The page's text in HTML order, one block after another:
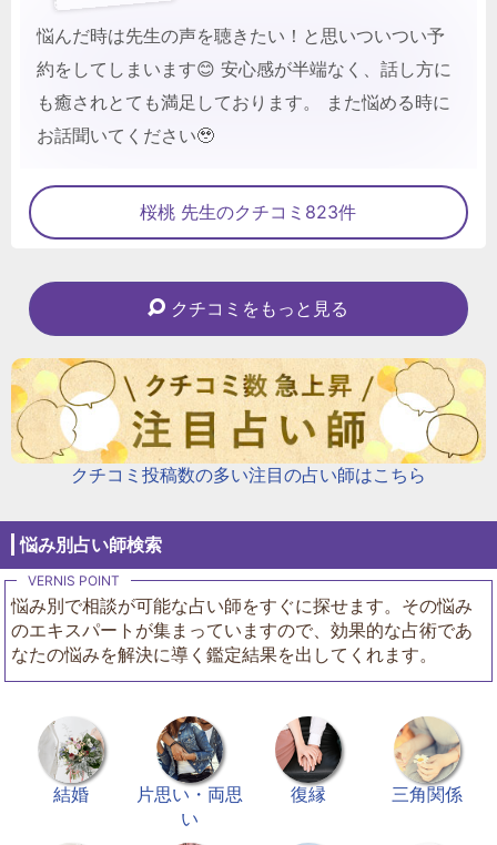
悩んだ時は先生の声を聴きたい！と思いついつい予
約をしてしまいます😊 安心感が半端なく、話し方に
も癒されとても満足しております。 また悩める時に
お話聞いてください🥹
桜桃 先生のクチコミ823件
クチコミをもっと見る
クチコミ投稿数の多い注目の占い師はこちら
悩み別占い師検索
悩み別で相談が可能な占い師をすぐに探せます。その悩み
のエキスパートが集まっていますので、効果的な占術であ
なたの悩みを解決に導く鑑定結果を出してくれます。
結婚
片思い・両思
い
復縁 三角関係